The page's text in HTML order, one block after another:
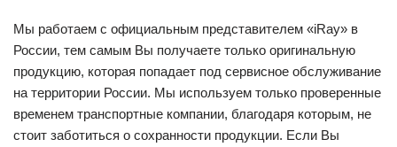
Мы работаем с официальным представителем «iRay» в
России, тем самым Вы получаете только оригинальную
продукцию, которая попадает под сервисное обслуживание
на территории России. Мы используем только проверенные
временем транспортные компании, благодаря которым, не
стоит заботиться о сохранности продукции. Если Вы